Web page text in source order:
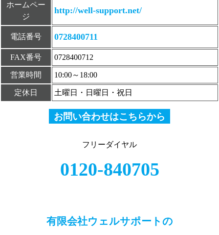
ホームペー
ジ
http://well-support.net/
電話番号 0728400711
FAX番号 0728400712
営業時間 10:00～18:00
定休日 土曜日・日曜日・祝日
お問い合わせはこちらから
フリーダイヤル
0120-840705
有限会社ウェルサポートの